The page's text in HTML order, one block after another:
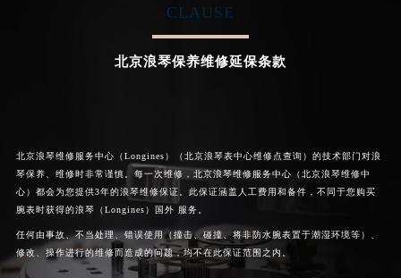
北京浪琴维修  北京浪琴维修
CLAUSE
北京浪琴保养维修延保条款
北京浪琴维修服务中心（Longines）（北京浪琴表中心维修点查询）的技术部门对浪
琴保养、维修时非常谨慎。每一次维修，北京浪琴维修服务中心（北京浪琴维修中
心）都会为您提供3年的浪琴维修保证。此保证涵盖人工费用和备件，不同于您购买
腕表时获得的浪琴（Longines）国外 服务。
任何由事故、不当处理、错误使用（撞击、碰撞、将非防水腕表置于潮湿环境等）、
修改、操作进行的维修而造成的问题，均不在此保证范围之内。